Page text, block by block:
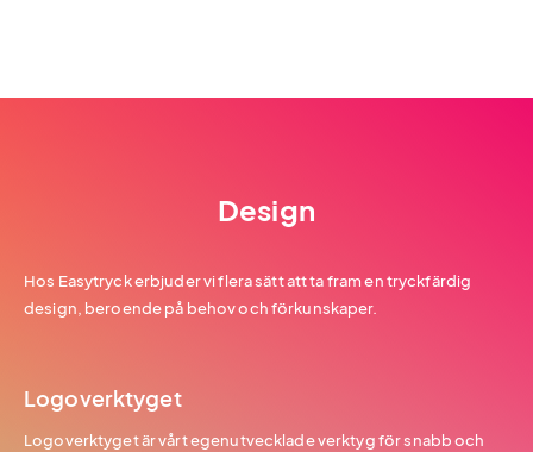
Design
Hos Easytryck erbjuder vi flera sätt att ta fram en tryckfärdig
design, beroende på behov och förkunskaper.
Logoverktyget
Logoverktyget är vårt egenutvecklade verktyg för snabb och